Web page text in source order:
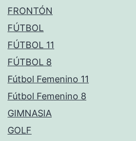
FRONTÓN
FÚTBOL
FÚTBOL 11
FÚTBOL 8
Fútbol Femenino 11
Fútbol Femenino 8
GIMNASIA
GOLF